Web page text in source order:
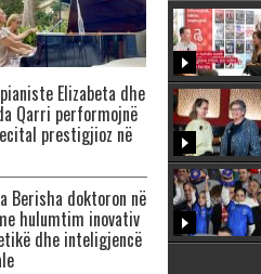
Elizabeta dhe
Qarri performojnë
prestigjioz në
Berisha doktoron në
hulumtim inovativ
dhe inteligjencë